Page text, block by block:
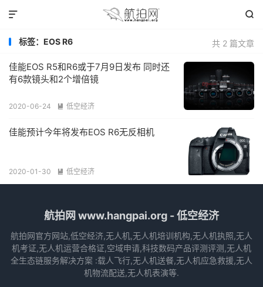


共 2 篇文章
标签：EOS R6
佳能EOS R5和R6或于7月9日发布 同时还
有6款镜头和2个增倍镜
2020-06-24  低空经济
佳能预计今年将发布EOS R6无反相机
2020-01-30  低空经济
航拍网 www.hangpai.org - 低空经济
航拍网官方网站,低空经济,无人机,无人机培训机构,无人机执照,无人
机考证,无人机运营合格证,空域申请,科技数码产品评测评测,无人机
全生态链服务解决方案 :载人飞行,无人机送餐,无人机应急救援,无人
机物流配送,无人机表演等.